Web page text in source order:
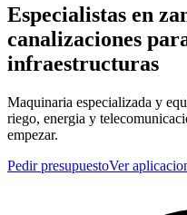
Especialistas en
canalizaciones
infraestructuras
Maquinaria especializada y
riego, energia y
empezar.
Pedir presupuestoVer